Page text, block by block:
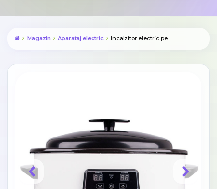
Magazin Aparataj electric Incalzitor electric pentru pietre vulcanice